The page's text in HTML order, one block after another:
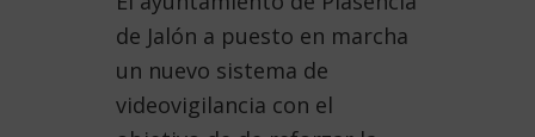
de Jalón a puesto en marcha
un nuevo sistema de
videovigilancia con el